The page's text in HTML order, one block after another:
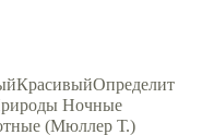
Ночные
(Мюллер Т.)